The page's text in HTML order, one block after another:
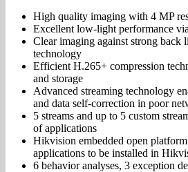
High quality imaging with 4 MP
Excellent low-light performance
Clear imaging against strong back
technology
Efficient H.265+ compression
and storage
Advanced streaming technology
and data self-correction in poor
5 streams and up to 5 custom
of applications
Hikvision embedded open
applications to be installed in
6 behavior analyses, 3 exception